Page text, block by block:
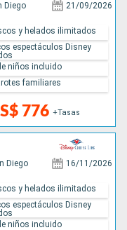
Diego 21/09/2026
776 +Tasas
y helados ilimitados
espectáculos Disney
niños incluido
familiares
Diego 16/11/2026
y helados ilimitados
espectáculos Disney
niños incluido